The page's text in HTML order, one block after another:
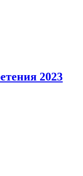
2023